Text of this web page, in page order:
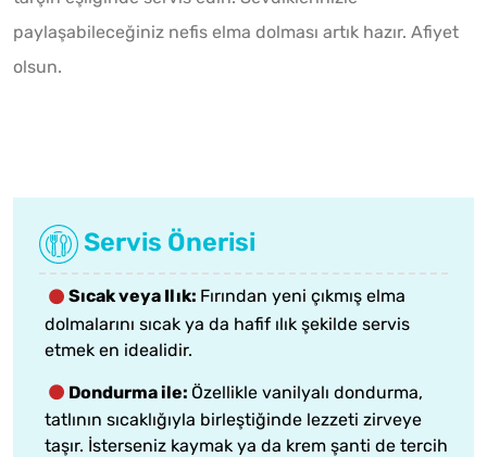
paylaşabileceğiniz nefis elma dolması artık hazır. Afiyet
olsun.
Servis Önerisi
Sıcak veya Ilık: Fırından yeni çıkmış elma
dolmalarını sıcak ya da hafif ılık şekilde servis
etmek en idealidir.
Dondurma ile: Özellikle vanilyalı dondurma,
tatlının sıcaklığıyla birleştiğinde lezzeti zirveye
taşır. İsterseniz kaymak ya da krem şanti de tercih